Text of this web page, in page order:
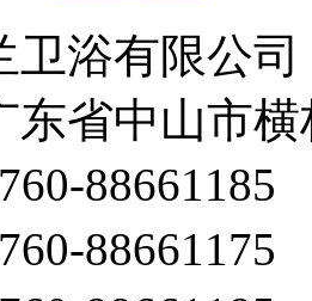
卫浴有限公司
东省中山市
88661185
88661175